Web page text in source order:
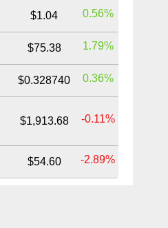
$1.04 0.56%
$75.38 1.79%
$0.328740 0.36%
$1,913.68 -0.11%
$54.60 -2.89%